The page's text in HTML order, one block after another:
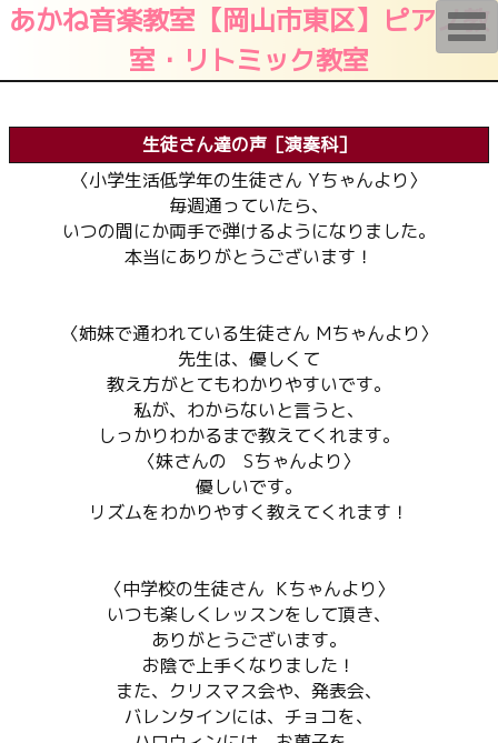
あかね音楽教室【岡山市東区】ピアノ教
室・リトミック教室
生徒さん達の声［演奏科］
〈小学生活低学年の生徒さん Yちゃんより〉
毎週通っていたら、
いつの間にか両手で弾けるようになりました。
本当にありがとうございます！
〈姉妹で通われている生徒さん Mちゃんより〉
先生は、優しくて
教え方がとてもわかりやすいです。
私が、わからないと言うと、
しっかりわかるまで教えてくれます。
〈妹さんの Sちゃんより〉
優しいです。
リズムをわかりやすく教えてくれます！
〈中学校の生徒さん Kちゃんより〉
いつも楽しくレッスンをして頂き、
ありがとうございます。
お陰で上手くなりました！
また、クリスマス会や、発表会、
バレンタインには、チョコを、
T
o
g
l